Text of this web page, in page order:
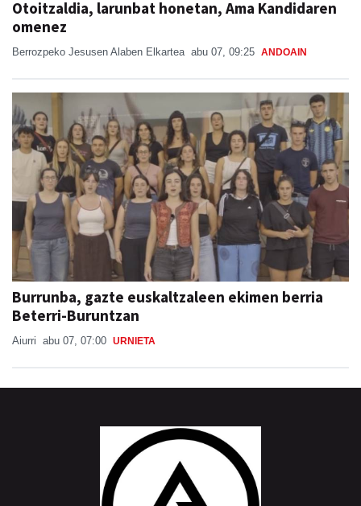
Otoitzaldia, larunbat honetan, Ama Kandidaren
omenez
Berrozpeko Jesusen Alaben Elkartea abu 07, 09:25 ANDOAIN
Burrunba, gazte euskaltzaleen ekimen berria
Beterri-Buruntzan
Aiurri abu 07, 07:00 URNIETA